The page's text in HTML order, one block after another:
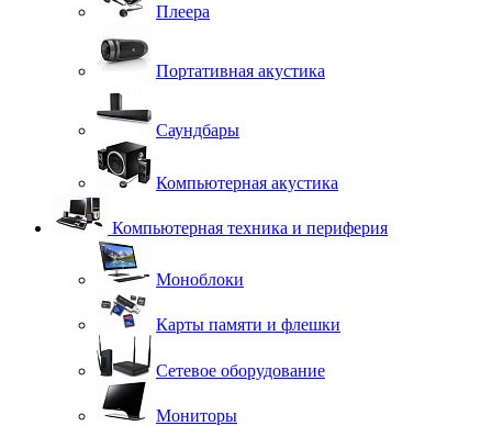
Плеера
Портативная акустика
Саундбары
Компьютерная акустика
Компьютерная техника и периферия
Моноблоки
Карты памяти и флешки
Сетевое оборудование
Мониторы